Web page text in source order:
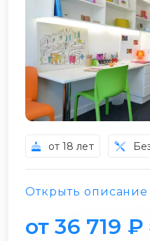
от 18 лет
Открыть описание
от 36 719 ₽